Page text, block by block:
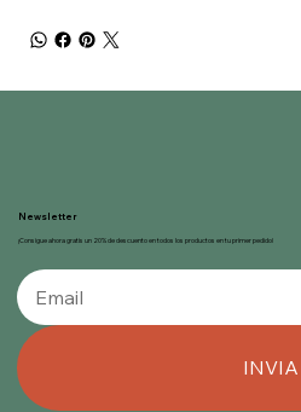
Newsletter
¡Consigue ahora gratis un 20% de descuento en todos los productos en tu primer pedido!
INVIA